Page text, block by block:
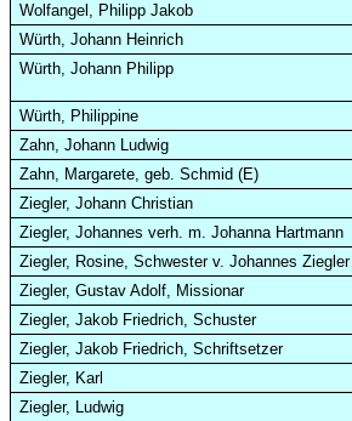
Wolfangel, Philipp Jakob
Würth, Johann Heinrich
Würth, Johann Philipp
Würth, Philippine
Zahn, Johann Ludwig
Zahn, Margarete, geb. Schmid (E)
Ziegler, Johann Christian
Ziegler, Johannes verh. m. Johanna Hartmann
Ziegler, Rosine, Schwester v. Johannes Ziegler
Ziegler, Gustav Adolf, Missionar
Ziegler, Jakob Friedrich, Schuster
Ziegler, Jakob Friedrich, Schriftsetzer
Ziegler, Karl
Ziegler, Ludwig